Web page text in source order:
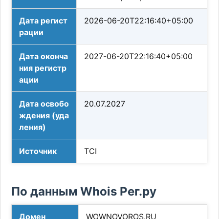
Дата регист
рации
2026-06-20T22:16:40+05:00
Дата оконча
ния регистр
ации
2027-06-20T22:16:40+05:00
Дата освобо
ждения (уда
ления)
20.07.2027
Источник TCI
По данным Whois Рег.ру
Домен WOWNOVOROS.RU